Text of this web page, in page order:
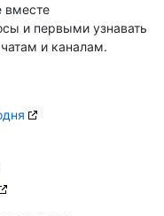
вместе
и первыми узнавать
и каналам.